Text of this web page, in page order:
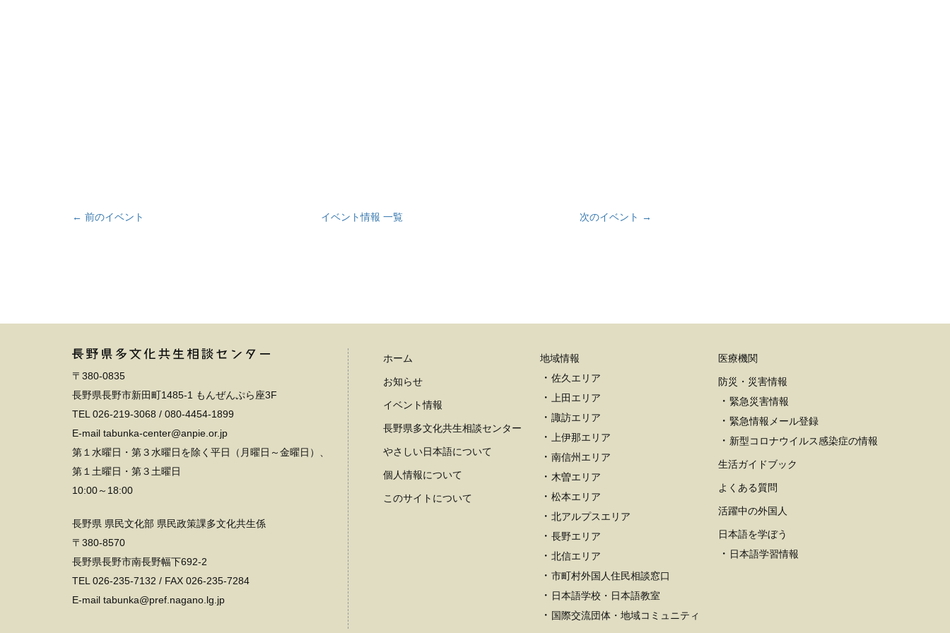
← 前のイベント 次のイベント →
イベント情報 一覧
〒380-0835
長野県長野市新田町1485-1 もんぜんぷら座3F
TEL026-219-3068 / 080-4454-1899
E-mail tabunka-center@anpie.or.jp
第１水曜日・第３水曜日を除く平日（月曜日～金曜日）、
第１土曜日・第３土曜日
10:00～18:00
長野県 県民文化部 県民政策課多文化共生係
〒380-8570
長野県長野市南長野幅下692-2
TEL026-235-7132 / FAX 026-235-7284
E-mail tabunka@pref.nagano.lg.jp
ホーム
お知らせ
イベント情報
長野県多文化共生相談センター
やさしい日本語について
個人情報について
このサイトについて
地域情報
佐久エリア
上田エリア
諏訪エリア
上伊那エリア
南信州エリア
木曽エリア
松本エリア
北アルプスエリア
長野エリア
北信エリア
市町村外国人住民相談窓口
日本語学校・日本語教室
国際交流団体・地域コミュニティ
医療機関
防災・災害情報
緊急災害情報
緊急情報メール登録
新型コロナウイルス感染症の情報
生活ガイドブック
よくある質問
活躍中の外国人
日本語を学ぼう
日本語学習情報